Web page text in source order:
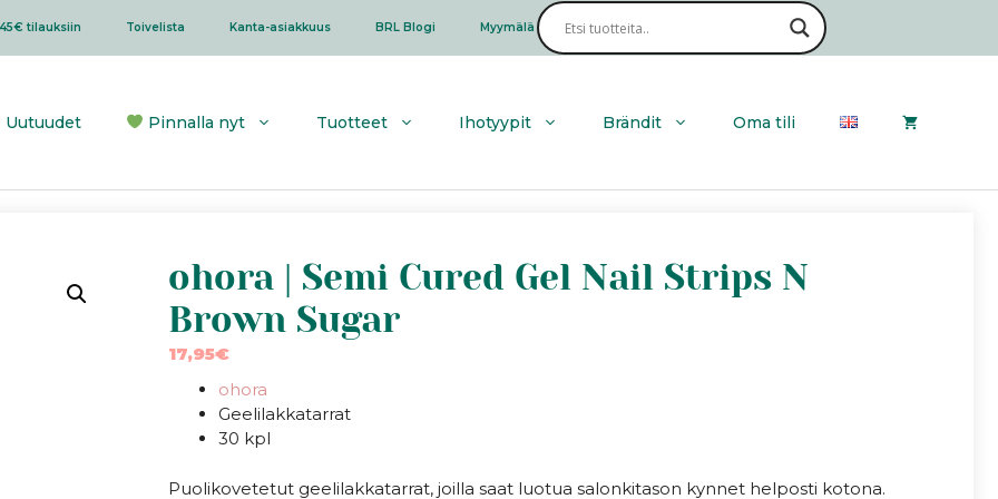
tilauksiin Toivelista Kanta-asiakkuus BRL Blogi Myymälä Haku
Uutuudet Pinnalla nyt Tuotteet Ihotyypit Brändit Oma tili
ohora | Semi Cured Gel Nail Strips N
Brown Sugar
17,95€
ohora
Geelilakkatarrat
30 kpl
Puolikovetetut geelilakkatarrat, joilla saat luotua salonkitason kynnet helposti kotona.